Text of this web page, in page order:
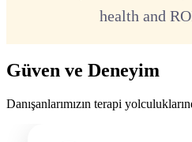
health and
Güven ve Deneyim
Danışanlarımızın terapi